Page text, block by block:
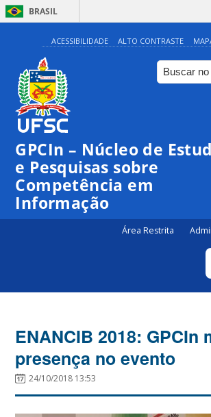
BRASIL
ACESSIBILIDADE ALTO CONTRASTE
GPCIn – Núcleo de
e Pesquisas sobre
Competência em
Informação
Área Restrita
ENANCIB 2018: GPCIn
presença no evento
24/10/2018 13:53